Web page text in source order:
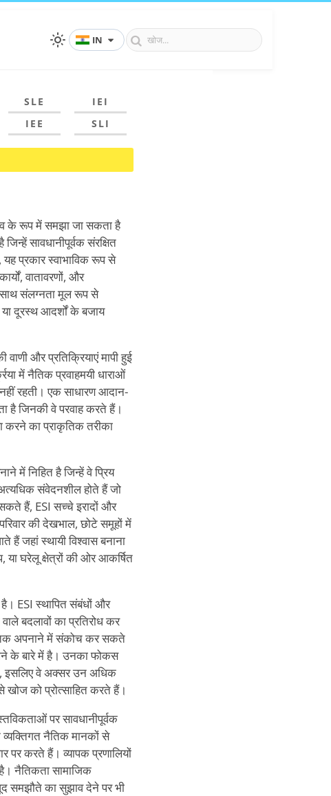
IN
SLE
IEI
IEE SLI
के रूप में समझा जा सकता है
सावधानीपूर्वक संरक्षित
प्रकार स्वाभाविक रूप से
वातावरणों, और
साथ संलग्नता मूल रूप से
दूरस्थ आदर्शों के बजाय
और प्रतिक्रियाएं मापी हुई
में नैतिक प्रवाहमयी धाराओं
रहती। एक साधारण आदान-
है जिनकी वे परवाह करते हैं।
करने का प्राकृतिक तरीका
में निहित है जिन्हें वे प्रिय
संवेदनशील होते हैं जो
हैं, ESI सच्चे इरादों और
की देखभाल, छोटे समूहों में
हैं जहां स्थायी विश्वास बनाना
या घरेलू क्षेत्रों की ओर आकर्षित
ESI स्थापित संबंधों और
बदलावों का प्रतिरोध कर
तक अपनाने में संकोच कर सकते
के बारे में है। उनका फोकस
इसलिए वे अक्सर उन अधिक
खोज को प्रोत्साहित करते हैं।
पर सावधानीपूर्वक
व्यक्तिगत नैतिक मानकों से
पर करते हैं। व्यापक प्रणालियों
नैतिकता सामाजिक
समझौते का सुझाव देने पर भी